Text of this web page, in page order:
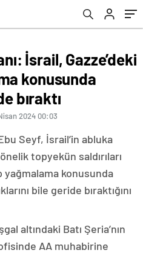
İsrail, Gazze’deki
konusunda
bıraktı
2024 00:03
Seyf, İsrail’in abluka
topyekün saldırıları
yağmalama konusunda
bile geride bıraktığını
altındaki Batı Şeria’nın
AA muhabirine